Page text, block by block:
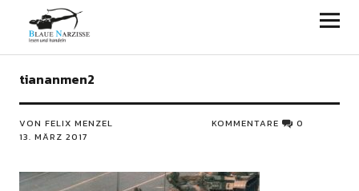
Blaue Narzisse
tiananmen2
VON FELIX MENZEL
13. MÄRZ 2017
KOMMENTARE 0